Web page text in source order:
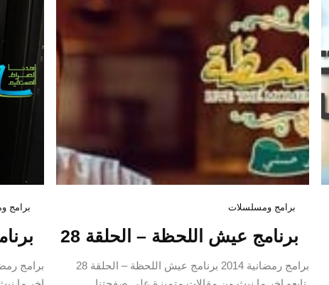
برامج ومسلسلات
برنامج عيش اللحظة – الحلقة 28
برامج رمضانية 2014 برنامج عيش اللحظة – الحلقة 28
برامج
برنامج